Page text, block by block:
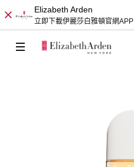
Elizabeth Arden
立即下載伊麗莎白雅頓官網APP